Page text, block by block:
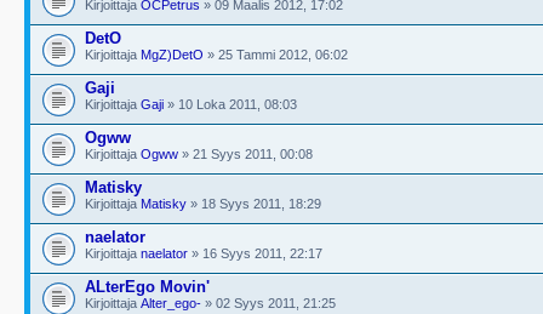
Kirjoittaja OCPetrus » 09 Maalis 2012, 17:02
DetO
Kirjoittaja MgZ)DetO » 25 Tammi 2012, 06:02
Gaji
Kirjoittaja Gaji » 10 Loka 2011, 08:03
Ogww
Kirjoittaja Ogww » 21 Syys 2011, 00:08
Matisky
Kirjoittaja Matisky » 18 Syys 2011, 18:29
naelator
Kirjoittaja naelator » 16 Syys 2011, 22:17
ALterEgo Movin'
Kirjoittaja Alter_ego- » 02 Syys 2011, 21:25